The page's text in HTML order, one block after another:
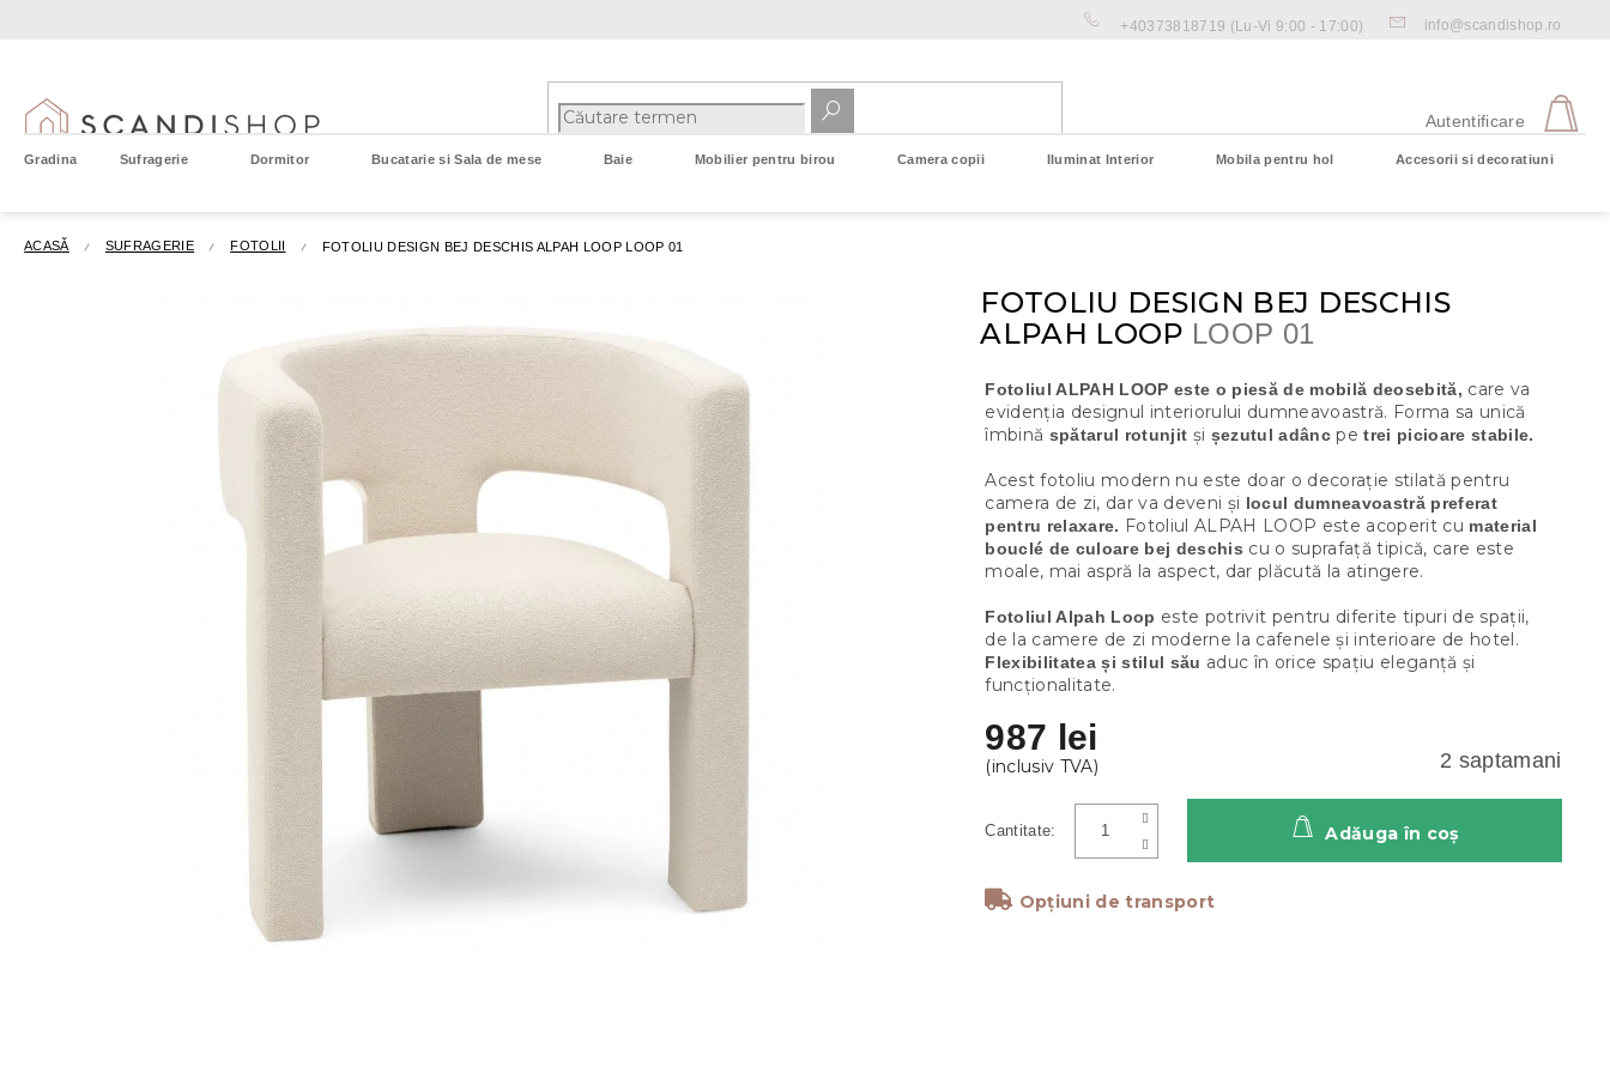
+40373818719 (Lu-Vi 9:00 - 17:00) info@scandishop.ro
Autentificare
Gradina Sufragerie Dormitor Bucatarie si Sala de mese Baie Mobilier pentru birou Camera copii Iluminat Interior Mobila pentru hol Accesorii si decoratiuni
ACASĂ SUFRAGERIE FOTOLII FOTOLIU DESIGN BEJ DESCHIS ALPAH LOOPLOOP 01
FOTOLIU DESIGN BEJ DESCHIS
ALPAH LOOP LOOP 01
987 lei
2 saptamani
Opțiuni de transport
Adăuga în coş
Fotoliul ALPAH LOOP este o piesă de mobilă deosebită, care va
evidenția designul interiorului dumneavoastră. Forma sa unică
îmbină spătarul rotunjit și șezutul adânc petrei picioare stabile.
Acest fotoliu modern nu este doar o decorație stilată pentru
camera de zi, dar va deveni și locul dumneavoastră preferat
pentru relaxare. Fotoliul ALPAH LOOP este acoperit cu material
bouclé de culoare bej deschis cu o suprafață tipică, care este
moale, mai aspră la aspect, dar plăcută la atingere.
Fotoliul Alpah Loop este potrivit pentru diferite tipuri de spații,
de la camere de zi moderne la cafenele și interioare de hotel.
Flexibilitatea și stilul său aduc în orice spațiu eleganță și
funcționalitate.